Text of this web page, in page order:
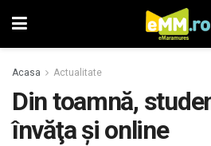
Acasa Actualitate
Din toamnă,
învăţa şi online